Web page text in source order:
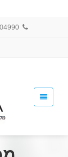
072-3304990